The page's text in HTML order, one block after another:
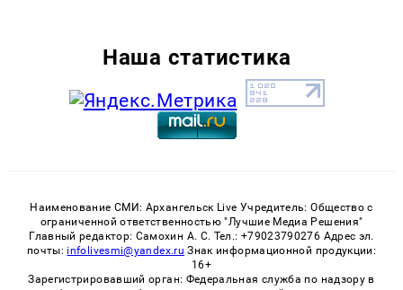
Наша статистика
Наименование СМИ: Архангельск Live Учредитель: Общество с
ограниченной ответственностью "Лучшие Медиа Решения"
Главный редактор: Самохин А. С. Тел.: +79023790276 Адрес эл.
почты: infolivesmi@yandex.ru Знак информационной продукции:
16+
Зарегистрировавший орган: Федеральная служба по надзору в